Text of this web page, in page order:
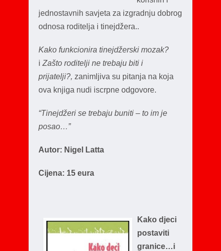
jednostavnih savjeta za izgradnju dobrog
odnosa roditelja i tinejdžera..
Kako funkcionira tinejdžerski mozak?
i Zašto roditelji ne trebaju biti i
prijatelji?, zanimljiva su pitanja na koja
ova knjiga nudi iscrpne odgovore.
“Tinejdžeri se trebaju buniti – to im je
posao…”
Autor: Nigel Latta
Cijena: 15 eura
Kako djeci
postaviti
granice…i